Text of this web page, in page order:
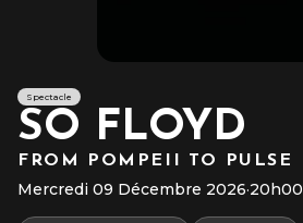
Spectacle
SO FLOYD
FROM POMPEII TO PULSE
Mercredi 09 Décembre 2026·20h00